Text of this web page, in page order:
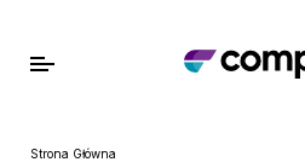
Strona Główna